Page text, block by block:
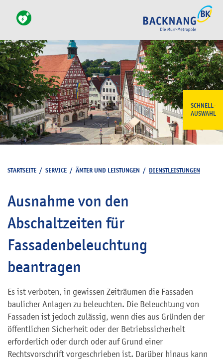
SCHNELL-
AUSWAHL
STARTSEITE / SERVICE / ÄMTER UND LEISTUNGEN / DIENSTLEISTUNGEN
Ausnahme von den
Abschaltzeiten für
Fassadenbeleuchtung
beantragen
Es ist verboten, in gewissen Zeiträumen die Fassaden
baulicher Anlagen zu beleuchten. Die Beleuchtung von
Fassaden ist jedoch zulässig, wenn dies aus Gründen der
öffentlichen Sicherheit oder der Betriebssicherheit
erforderlich oder durch oder auf Grund einer
Rechtsvorschrift vorgeschrieben ist. Darüber hinaus kann